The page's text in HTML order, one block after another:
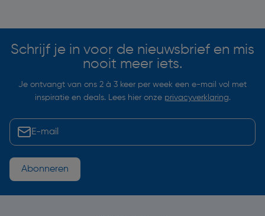
Schrijf je in voor de nieuwsbrief en mis
nooit meer iets.
Je ontvangt van ons 2 à 3 keer per week een e-mail vol met
inspiratie en deals. Lees hier onze privacyverklaring.
Abonneren